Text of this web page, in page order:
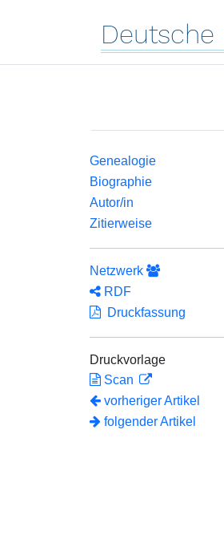
Deutsche
Genealogie
Biographie
Autor/in
Zitierweise
Netzwerk
RDF
Druckfassung
Druckvorlage
Scan
vorheriger Artikel
folgender Artikel